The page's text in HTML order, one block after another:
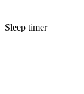
Sleep timer